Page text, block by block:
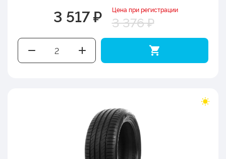
3 517 ₽ Цена при регистрации
3 376 ₽